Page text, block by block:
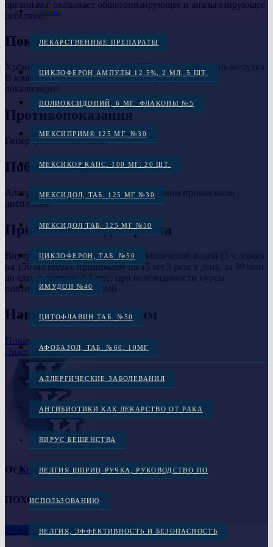
Статьи
ЛЕКАРСТВЕННЫЕ ПРЕПАРАТЫ
ЦИКЛОФЕРОН АМПУЛЫ 12.5%, 2 МЛ, 5 ШТ.
ПОЛИОКСИДОНИЙ, 6 МГ. ФЛАКОНЫ №5
МЕКСИПРИМ® 125 МГ, №30
МЕКСИКОР КАПС. 100 МГ: 20 ШТ.
МЕКСИДОЛ, ТАБ. 125 МГ №30
МЕКСИДОЛ ТАБ. 125 МГ №50
ЦИКЛОФЕРОН, ТАБ. №50
ИМУДОН №40
ЦИТОФЛАВИН ТАБ. №50
АФОБАЗОЛ, ТАБ. №60, 10МГ
АЛЛЕРГИЧЕСКИЕ ЗАБОЛЕВАНИЯ
АНТИБИОТИКИ КАК ЛЕКАРСТВО ОТ РАКА
ВИРУС БЕШЕНСТВА
ВЕЛГИЯ ШПРИЦ-РУЧКА, РУКОВОДСТВО ПО
ИСПОЛЬЗОВАНИЮ
ВЕЛГИЯ, ЭФФЕКТИВНОСТЬ И БЕЗОПАСНОСТЬ
организма; оказывает общетонизирующее и анальгезирующее
действие.
Показания
Хронический гастрит, атония ЖКТ, язвенная болезнь желудка.
В качестве симптоматического ЛС: рак различной
локализации.
Противопоказания
Гиперчувствительность.
Побочные действия
Аллергические реакции. При длительном применении –
диспепсия.
Применение и дозировка
Внутрь. Раствор разводят теплой кипяченой водой (3 ч.ложки
на 150 мл воды), принимают по 15 мл 3 раза в день, за 30 мин
до еды, в течение 3-5 мес, при необходимости курсы
повторяют через 7-10 дней.
Навигация по записям
Пикамилон
Ликопид 1 мг
ОтКонсультант ЦКИ
ПОХОЖАЯ ЗАПИСЬ
Лекарственные препараты